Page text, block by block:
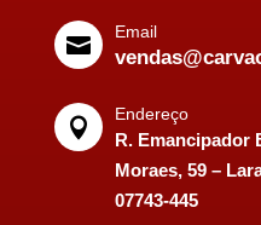

Email

Endereço
R. Emancipador
Moraes, 59 –
07743-445